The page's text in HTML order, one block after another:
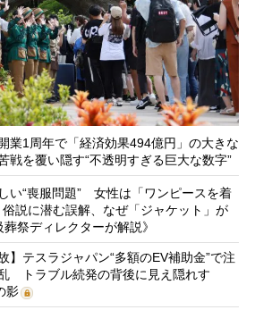
業1周年で「経済効果494億円」の大きな
を覆い隠す“不透明すぎる巨大な数字”
い“喪服問題” 女性は「ワンピースを着
説に潜む誤解、なぜ「ジャケット」が
祭ディレクターが解説》
】テスラジャパン“多額のEV補助金”で注
トラブル続発の背後に見え隠れす
影